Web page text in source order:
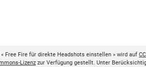
Free Fire für direkte Headshots einstellen » wird auf
Lizenz zur Verfügung gestellt. Unter